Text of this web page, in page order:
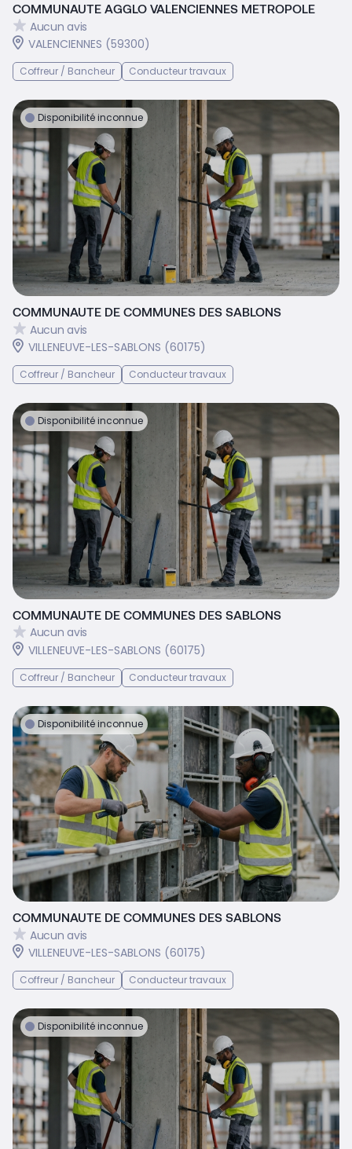
COMMUNAUTE AGGLO VALENCIENNES METROPOLE
Aucun avis
VALENCIENNES (59300)
Coffreur / Bancheur Conducteur travaux
Disponibilité inconnue
COMMUNAUTE DE COMMUNES DES SABLONS
Aucun avis
VILLENEUVE-LES-SABLONS (60175)
Coffreur / Bancheur Conducteur travaux
Disponibilité inconnue
COMMUNAUTE DE COMMUNES DES SABLONS
Aucun avis
VILLENEUVE-LES-SABLONS (60175)
Coffreur / Bancheur Conducteur travaux
Disponibilité inconnue
COMMUNAUTE DE COMMUNES DES SABLONS
Aucun avis
VILLENEUVE-LES-SABLONS (60175)
Coffreur / Bancheur Conducteur travaux
Disponibilité inconnue